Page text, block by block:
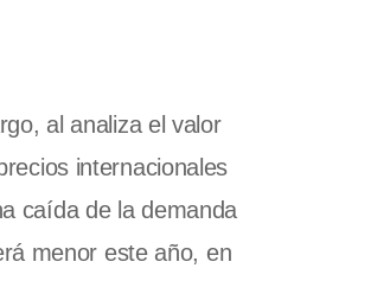
al analiza el valor
internacionales
caída de la demanda
menor este año, en